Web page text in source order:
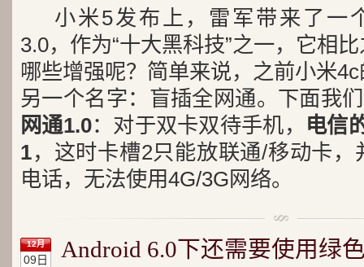
小米5发布上，雷军带来了
3.0，作为“十大黑科技”之一，它相
哪些增强呢？ 简单来说，之前小米
另一个名字：盲插全网通。下面我
网通1.0：对于双卡双待手机，
电信
1，这时卡槽2只能放联通/移动卡
电话，无法使用4G/3G网络。
12月
09日 Android 6.0下还需要使用绿